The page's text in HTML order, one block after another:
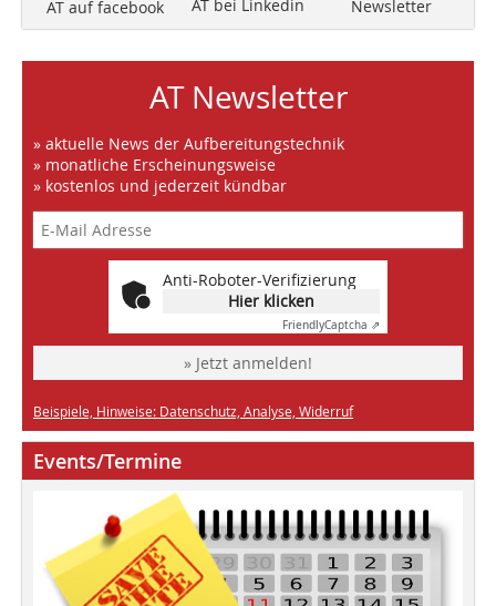
AT auf facebook AT bei Linkedin Newsletter
AT Newsletter
» aktuelle News der Aufbereitungstechnik
» monatliche Erscheinungsweise
» kostenlos und jederzeit kündbar
Anti-Roboter-Verifizierung
Hier klicken
FriendlyCaptcha ⇗
» Jetzt anmelden!
Beispiele, Hinweise: Datenschutz, Analyse, Widerruf
Events/Termine